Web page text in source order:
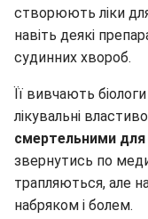
створюють ліки
навіть деякі
судинних хвороб.
Її вивчають
лікувальні
смертельними
звернутись по
трапляються, але
набряком і болем.